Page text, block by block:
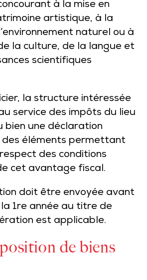
à la mise en
artistique, à la
naturel ou à
la culture, de la langue et
scientifiques
la structure intéressée
service des impôts du lieu
bien une déclaration
des éléments permettant
des conditions
cet avantage fiscal.
doit être envoyée avant
1re année au titre de
est applicable.
de biens